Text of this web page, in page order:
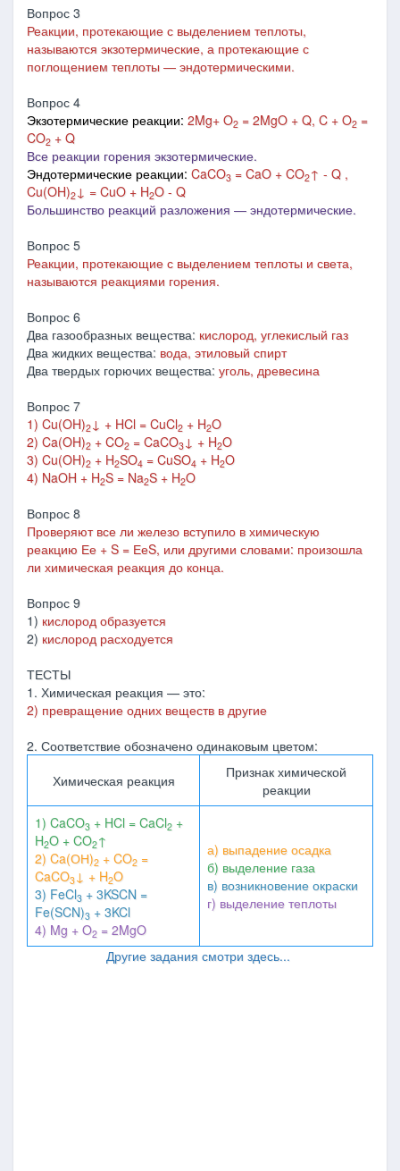
Вопрос 3
Реакции, протекающие с выделением теплоты,
называются экзотермические, а протекающие с
поглощением теплоты ― эндотермическими.
Вопрос 4
Экзотермические реакции: 2Mg+ O2 = 2MgO + Q, C + O2 =
CO2 + Q
Все реакции горения экзотермические.
Эндотермические реакции: CaCO3 = CaO + CO2↑ - Q ,
Cu(OH)2↓ = CuO + H2O - Q
Большинство реакций разложения ― эндотермические.
Вопрос 5
Реакции, протекающие с выделением теплоты и света,
называются реакциями горения.
Вопрос 6
Два газообразных вещества: кислород, углекислый газ
Два жидких вещества: вода, этиловый спирт
Два твердых горючих вещества: уголь, древесина
Вопрос 7
1) Cu(OH)2↓ + HCl = CuCl2 + H2O
2) Ca(OH)2 + CO2 = CaCO3↓ + H2O
3) Cu(OH)2 + H2SO4 = CuSO4 + H2O
4) NaOH + H2S = Na2S + H2O
Вопрос 8
Проверяют все ли железо вступило в химическую
реакцию Ее + S = ЕеS, или другими словами: произошла
ли химическая реакция до конца.
Вопрос 9
1) кислород образуется
2) кислород расходуется
ТЕСТЫ
1. Химическая реакция — это:
2) превращение одних веществ в другие
2. Соответствие обозначено одинаковым цветом:
Химическая реакция
Признак химической
реакции
1) CaCO3 + HCl = CaCl2 +
H2O + CO2↑
2) Ca(ОН)2 + CO2 =
CaCO3↓ + H2O
3) FeCl3 + 3KSCN =
Fe(SCN)3 + 3KCl
4) Mg + O2 = 2MgO
а) выпадение осадка
б) выделение газа
в) возникновение окраски
г) выделение теплоты
Другие задания смотри здесь...